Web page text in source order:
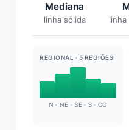
Mediana
linha sólida linha
REGIONAL · 5 REGIÕES
N · NE · SE · S · CO